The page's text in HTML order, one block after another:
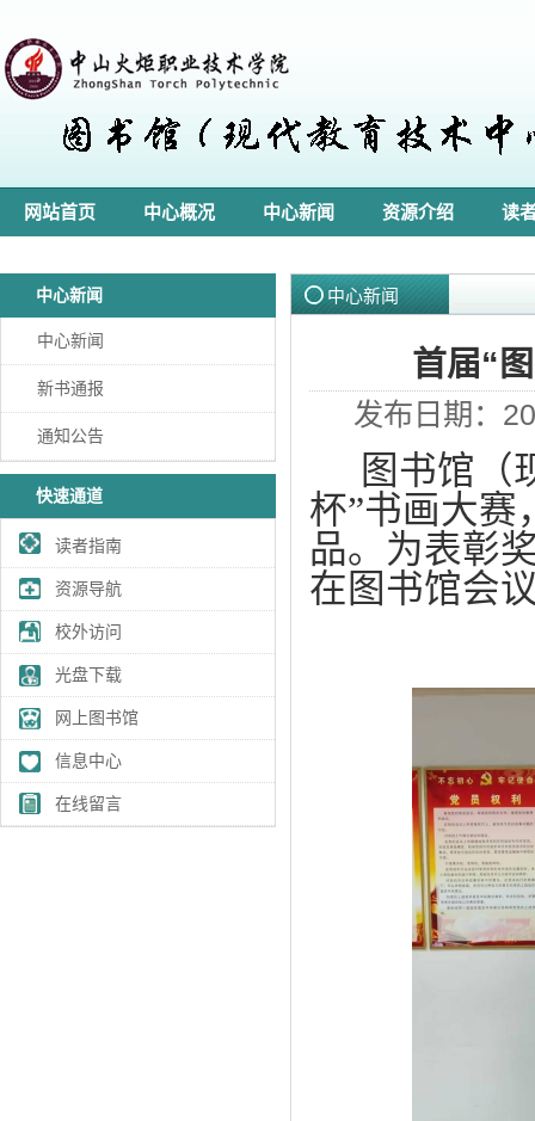
网站首页 中心概况 中心新闻 资源介绍 读
中心新闻
中心新闻
新书通报
通知公告
快速通道
读者指南
资源导航
校外访问
光盘下载
网上图书馆
信息中心
在线留言
中心新闻
首届“
发布日期：
图书馆（
杯”书画大赛
品。为表彰
在图书馆会